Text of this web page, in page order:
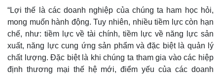
Thế giới
Quan sát
Cuộc sống đó đây
Hồ sơ
Multimedia
Video
Ảnh
E-Magazine
Infographic
“Lợi thế là các doanh nghiệp của chúng ta ham học hỏi,
mong muốn hành động. Tuy nhiên, nhiều tiềm lực còn hạn
chế, như: tiềm lực về tài chính, tiềm lực về năng lực sản
xuất, năng lực cung ứng sản phẩm và đặc biệt là quản lý
chất lượng. Đặc biệt là khi chúng ta tham gia vào các hiệp
định thương mại thế hệ mới, điểm yếu của các doanh